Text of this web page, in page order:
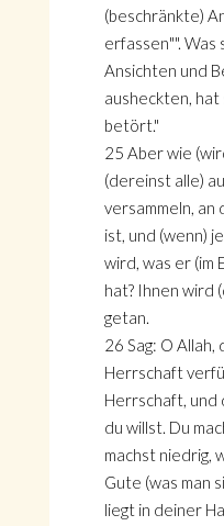
(beschränkte)
erfassen"". Was
Ansichten und
ausheckten, hat
betört."
25 Aber wie
(dereinst alle)
versammeln, an
ist, und (wenn)
wird, was er (im
hat? Ihnen wird
getan.
26 Sag: O
Herrschaft
Herrschaft, und
du willst. Du
machst niedrig,
Gute (was man
liegt in deiner